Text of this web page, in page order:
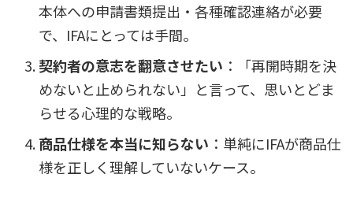
本体への申請書類提出・各種確認連絡が必要
で、IFAにとっては手間。
契約者の意志を翻意させたい ：「再開時期を決
めないと止められない」と言って、思いとどま
らせる心理的な戦略。
商品仕様を本当に知らない ：単純にIFAが商品仕
様を正しく理解していないケース。